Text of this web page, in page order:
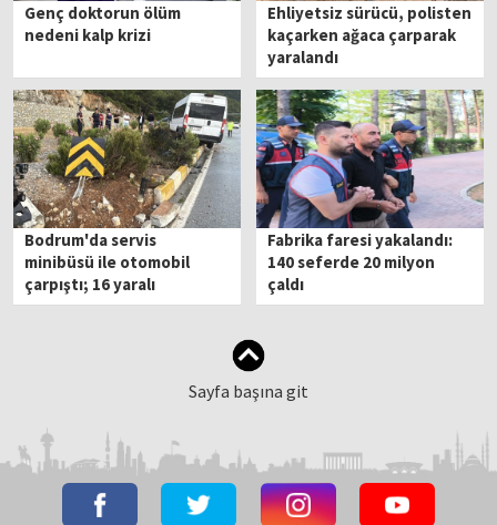
Genç doktorun ölüm
nedeni kalp krizi
Ehliyetsiz sürücü, polisten
kaçarken ağaca çarparak
yaralandı
Bodrum'da servis
minibüsü ile otomobil
çarpıştı; 16 yaralı
Fabrika faresi yakalandı:
140 seferde 20 milyon
çaldı
Sayfa başına git